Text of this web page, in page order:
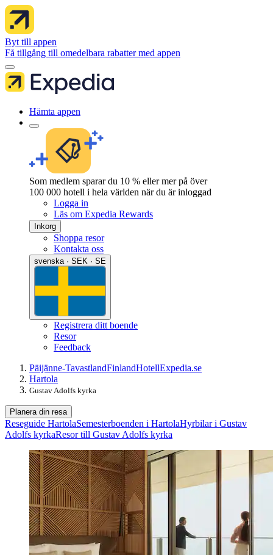
Byt till appen
Få tillgång till omedelbara rabatter med appen
Hämta appen
Som medlem sparar du 10 % eller mer på över
100 000 hotell i hela världen när du är inloggad
Logga in
Läs om Expedia Rewards
Inkorg
Shoppa resor
Kontakta oss
svenska · SEK · SE
Registrera ditt boende
Resor
Feedback
Päijänne-TavastlandFinlandHotellExpedia.se
Hartola
Gustav Adolfs kyrka
Planera din resa
Reseguide HartolaSemesterboenden i HartolaHyrbilar i Gustav
Adolfs kyrkaResor till Gustav Adolfs kyrka